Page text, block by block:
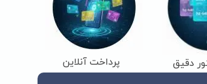
دقیق پرداخت آنلاین